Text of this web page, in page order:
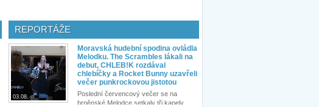
REPORTÁŽE
03.08.
Moravská hudební spodina ovládla
Melodku. The Scrambles lákali na
debut, CHLEB!K rozdával
chlebíčky a Rocket Bunny uzavřeli
večer punkrockovou jistotou
Poslední červencový večer se na
brněnské Melodce setkaly tři kapely...